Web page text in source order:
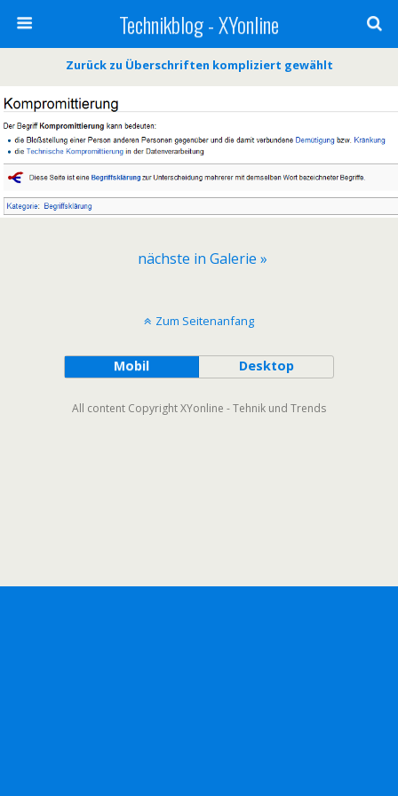
Technikblog - XYonline
Zurück zu Überschriften kompliziert gewählt
nächste in Galerie »
Zum Seitenanfang
Mobil Desktop
All content Copyright XYonline - Tehnik und Trends